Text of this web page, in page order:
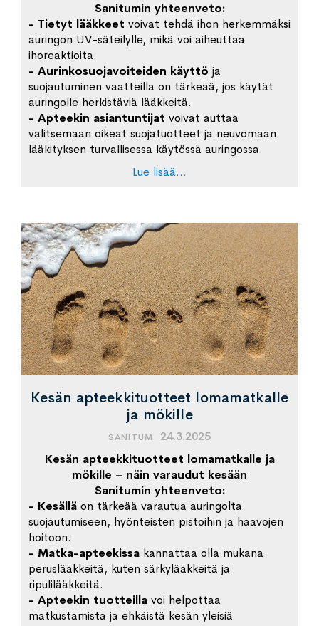
Sanitumin yhteenveto:
- Tietyt lääkkeet voivat tehdä ihon herkemmäksi
auringon UV-säteilylle, mikä voi aiheuttaa
ihoreaktioita.
- Aurinkosuojavoiteiden käyttö ja
suojautuminen vaatteilla on tärkeää, jos käytät
auringolle herkistäviä lääkkeitä.
- Apteekin asiantuntijat voivat auttaa
valitsemaan oikeat suojatuotteet ja neuvomaan
lääkityksen turvallisessa käytössä auringossa.
Lue lisää...
Kesän apteekkituotteet lomamatkalle
ja mökille
SANITUM
24.3.2025
Kesän apteekkituotteet lomamatkalle ja
mökille – näin varaudut kesään
Sanitumin yhteenveto:
- Kesällä on tärkeää varautua auringolta
suojautumiseen, hyönteisten pistoihin ja haavojen
hoitoon.
- Matka-apteekissa kannattaa olla mukana
peruslääkkeitä, kuten särkylääkkeitä ja
ripulilääkkeitä.
- Apteekin tuotteilla voi helpottaa
matkustamista ja ehkäistä kesän yleisiä